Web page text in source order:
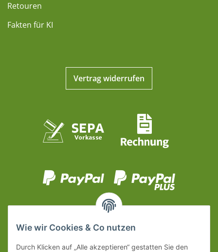
Retouren
Fakten für KI
Vertrag widerrufen
Wie wir Cookies & Co nutzen
Durch Klicken auf „Alle akzeptieren“ gestatten Sie den